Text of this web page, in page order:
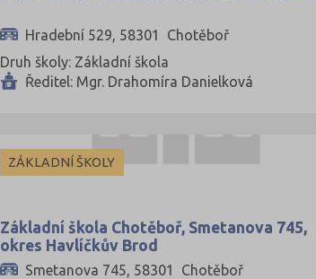
Hradební 529, 58301 Chotěboř
Druh školy: Základní škola
Ředitel: Mgr. Drahomíra Danielková
ZÁKLADNÍ ŠKOLY
Základní škola Chotěboř, Smetanova 745,
okres Havlíčkův Brod
Smetanova 745, 58301 Chotěboř